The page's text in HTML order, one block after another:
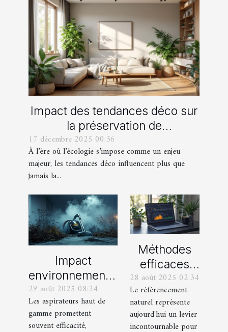
Impact des tendances déco sur
la préservation de
l'environnement
17 décembre 2025 00:36
À l’ère où l’écologie s’impose comme un enjeu
majeur, les tendances déco influencent plus que
jamais la...
Impact
environnemental
des aspirateurs
haut de gamme :
Mythes et
29 août 2025 08:24
Les aspirateurs haut de
gamme promettent
souvent efficacité,
Méthodes
efficaces
pour
maximiser le
potentiel
SEO de votre
28 août 2025 02:34
Le référencement
naturel représente
aujourd'hui un levier
incontournable pour